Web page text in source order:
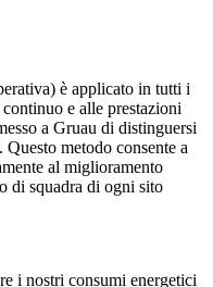
è applicato in tutti i
e alle prestazioni
a Gruau di distinguersi
metodo consente a
al miglioramento
di squadra di ogni sito
i nostri consumi energetici